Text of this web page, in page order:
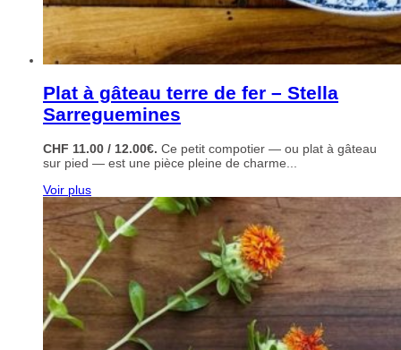
Plat à gâteau terre de fer – Stella
Sarreguemines
CHF 11.00 / 12.00€. Ce petit compotier — ou plat à gâteau
sur pied — est une pièce pleine de charme...
Voir plus